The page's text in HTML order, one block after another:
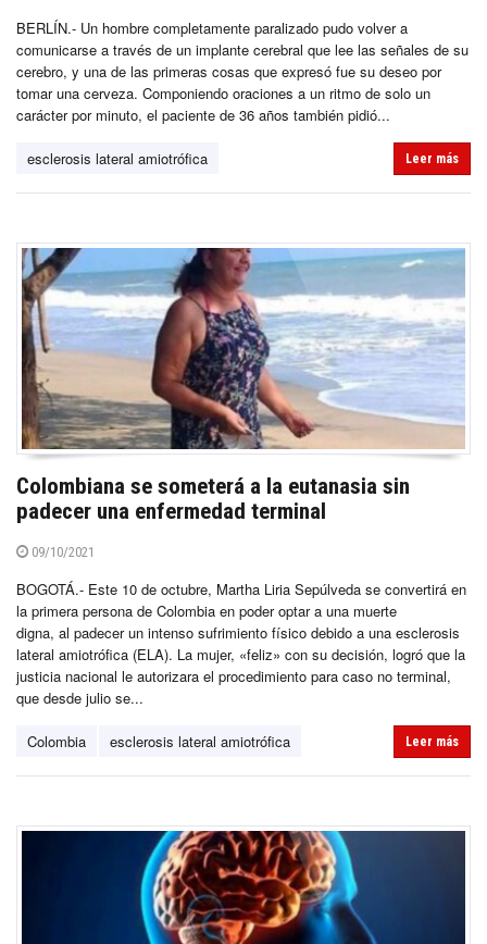
BERLÍN.- Un hombre completamente paralizado pudo volver a
comunicarse a través de un implante cerebral que lee las señales de su
cerebro, y una de las primeras cosas que expresó fue su deseo por
tomar una cerveza. Componiendo oraciones a un ritmo de solo un
carácter por minuto, el paciente de 36 años también pidió...
esclerosis lateral amiotrófica Leer más
Colombiana se someterá a la eutanasia sin
padecer una enfermedad terminal
09/10/2021
BOGOTÁ.- Este 10 de octubre, Martha Liria Sepúlveda se convertirá en
la primera persona de Colombia en poder optar a una muerte
digna, al padecer un intenso sufrimiento físico debido a una esclerosis
lateral amiotrófica (ELA). La mujer, «feliz» con su decisión, logró que la
justicia nacional le autorizara el procedimiento para caso no terminal,
que desde julio se...
Colombia esclerosis lateral amiotrófica Leer más